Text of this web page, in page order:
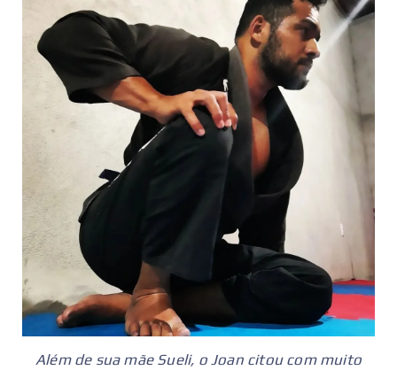
Além de sua mãe Sueli, o Joan citou com muito